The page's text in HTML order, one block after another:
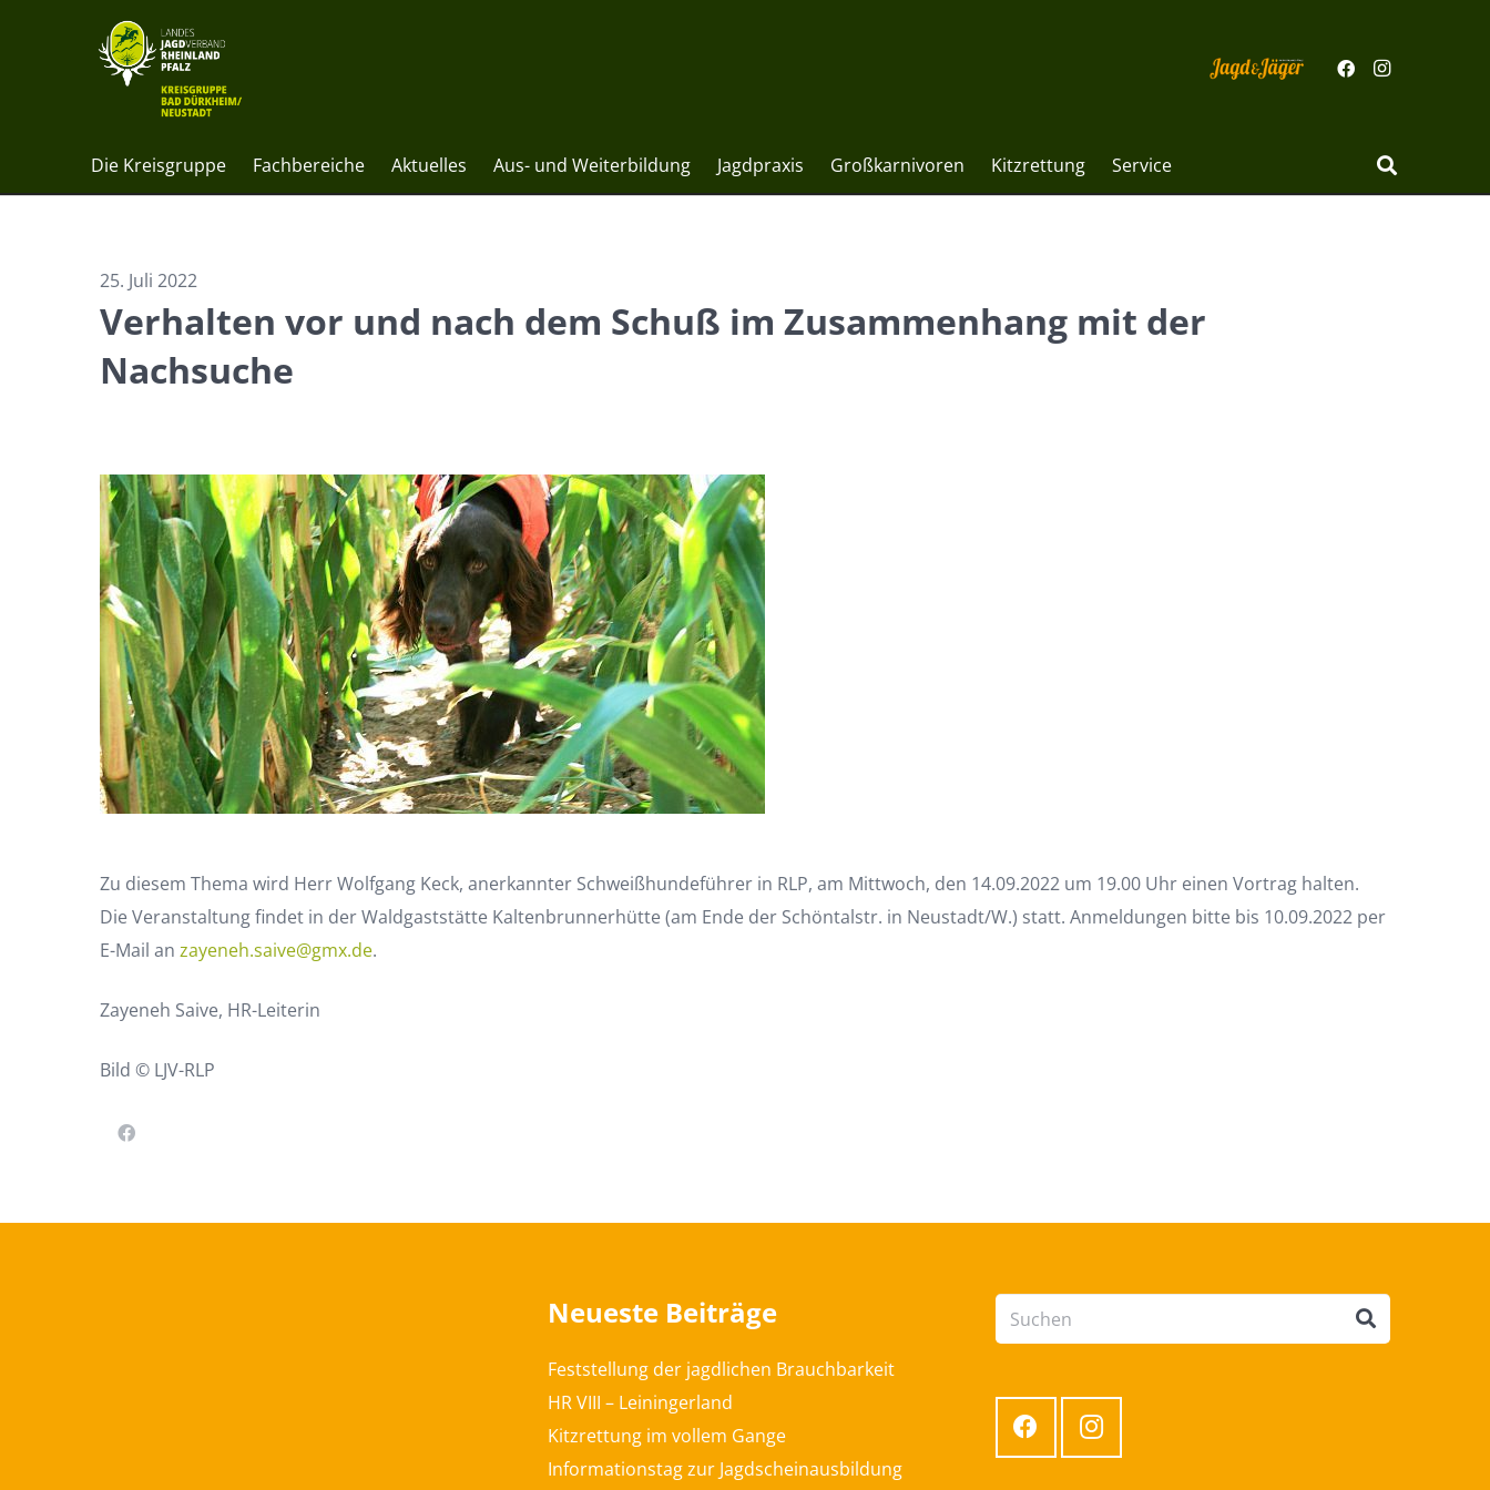
Die Kreisgruppe Fachbereiche Aktuelles Aus- und Weiterbildung Jagdpraxis Großkarnivoren Kitzrettung Service
25. Juli 2022
Verhalten vor und nach dem Schuß im Zusammenhang mit der
Nachsuche
Zu diesem Thema wird Herr Wolfgang Keck, anerkannter Schweißhundeführer in RLP, am Mittwoch, den 14.09.2022 um 19.00 Uhr einen Vortrag halten.
Die Veranstaltung findet in der Waldgaststätte Kaltenbrunnerhütte (am Ende der Schöntalstr. in Neustadt/W.) statt. Anmeldungen bitte bis 10.09.2022 per
E-Mail an zayeneh.saive@gmx.de.
Zayeneh Saive, HR-Leiterin
Bild © LJV-RLP
Neueste Beiträge
Feststellung der jagdlichen Brauchbarkeit
HR VIII – Leiningerland
Kitzrettung im vollem Gange
Informationstag zur Jagdscheinausbildung